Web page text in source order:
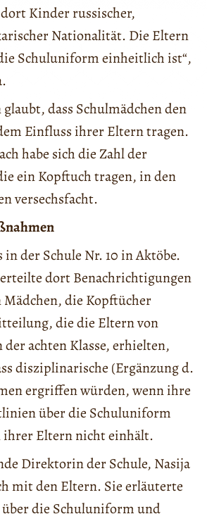
Kinder russischer,
Nationalität. Die Eltern
Schuluniform einheitlich ist“,
dass Schulmädchen den
Einfluss ihrer Eltern tragen.
habe sich die Zahl der
ein Kopftuch tragen, in den
versechsfacht.
der Schule Nr. 10 in Aktöbe.
dort Benachrichtigungen
die Kopftücher
die die Eltern von
achten Klasse, erhielten,
disziplinarische (Ergänzung d.
ergriffen würden, wenn ihre
über die Schuluniform
Eltern nicht einhält.
Direktorin der Schule, Nasija
mit den Eltern. Sie erläuterte
über die Schuluniform und